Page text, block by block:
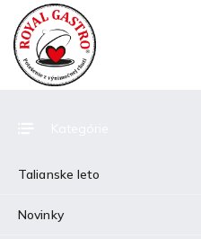
Talianske leto
Novinky